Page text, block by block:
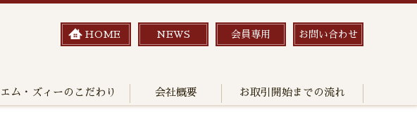
HOME NEWS 会員専用 お問い合わせ
ム・ズィーのこだわり 会社概要 お取引開始までの流れ